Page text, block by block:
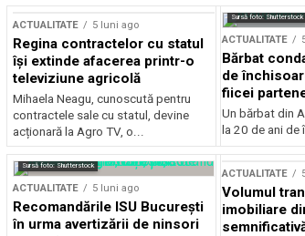
ACTUALITATE 5 luni ago
Regina contractelor cu statul
își extinde afacerea printr-o
televiziune agricolă
Mihaela Neagu, cunoscută pentru
contractele sale cu statul, devine
acționară la Agro TV, o...
Sursă foto: Shutterstock
ACTUALITATE
Bărbat
de
fiicei
Un bărbat din
la 20 de ani
Sursă foto: Shutterstock
ACTUALITATE 5 luni ago
Recomandările ISU București
în urma avertizării de ninsori
ACTUALITATE
Volumul
imobiliare